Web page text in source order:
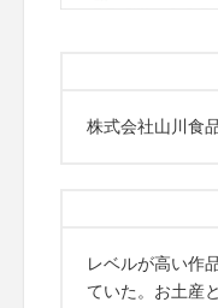
株式会社山川食
レベルが高い作
ていた。お土産